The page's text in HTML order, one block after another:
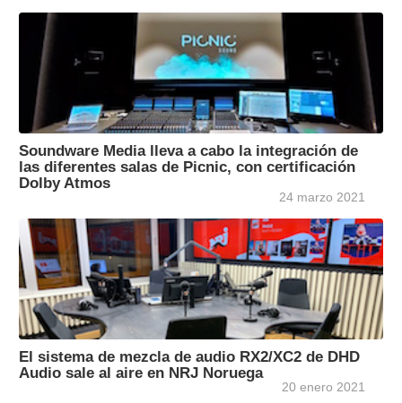
Soundware Media lleva a cabo la integración de
las diferentes salas de Picnic, con certificación
Dolby Atmos
24 marzo 2021
El sistema de mezcla de audio RX2/XC2 de DHD
Audio sale al aire en NRJ Noruega
20 enero 2021